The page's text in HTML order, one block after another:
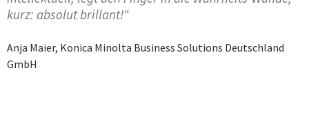
kurz: absolut brillant!“
Anja Maier, Konica Minolta Business Solutions Deutschland
GmbH